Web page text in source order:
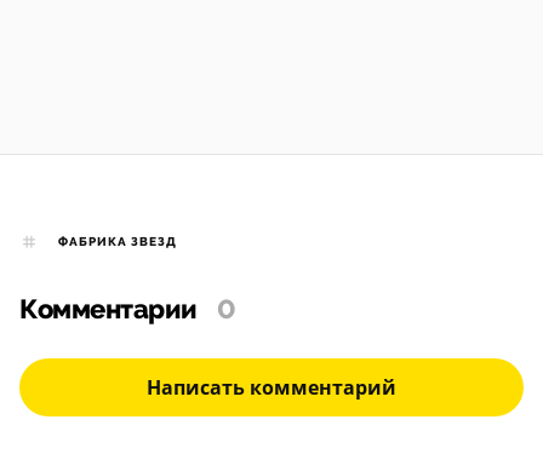
ФАБРИКА ЗВЕЗД
Комментарии 0
Написать комментарий